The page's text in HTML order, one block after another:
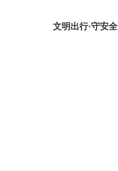
文明出行·守安全